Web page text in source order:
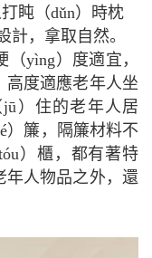
盹（dǔn）時枕
計，拿取自然。
yìng）度適宜，
高度適應老年人坐
）住的老年人居
）簾，隔簾材料不
）櫃，都有著特
年人物品之外，還